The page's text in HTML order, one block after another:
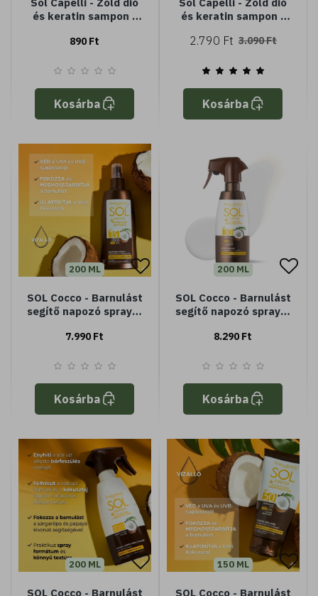
és keratin sampon -
utáni sampon
890 Ft
Kosárba
és keratin sampon -
2.790 Ft 3.090 Ft
Kosárba
200 ML
SOL Cocco - Barnulást
segítő napozó spray –
SPF15
7.990 Ft
Kosárba
200 ML
SOL Cocco - Barnulást
segítő napozó spray –
SPF30
8.290 Ft
Kosárba
200 ML
SOL Cocco - Barnulást
150 ML
SOL Cocco - Barnulást